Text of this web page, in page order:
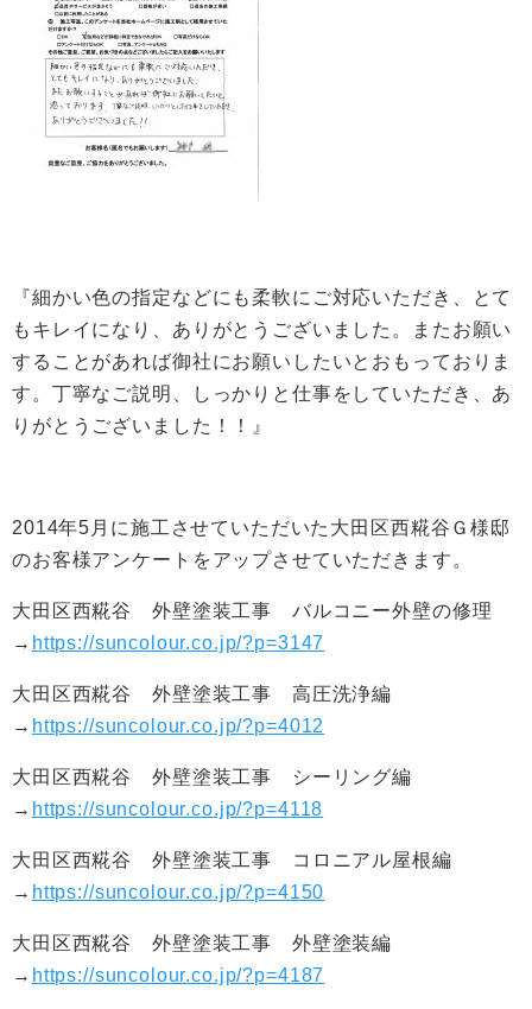
『細かい色の指定などにも柔軟にご対応いただき、とて
もキレイになり、ありがとうございました。またお願い
することがあれば御社にお願いしたいとおもっておりま
す。丁寧なご説明、しっかりと仕事をしていただき、あ
りがとうございました！！』
2014年5月に施工させていただいた大田区西糀谷Ｇ様邸
のお客様アンケートをアップさせていただきます。
大田区西糀谷 外壁塗装工事 バルコニー外壁の修理
→ https://suncolour.co.jp/?p=3147
大田区西糀谷 外壁塗装工事 高圧洗浄編
→ https://suncolour.co.jp/?p=4012
大田区西糀谷 外壁塗装工事 シーリング編
→ https://suncolour.co.jp/?p=4118
大田区西糀谷 外壁塗装工事 コロニアル屋根編
→ https://suncolour.co.jp/?p=4150
大田区西糀谷 外壁塗装工事 外壁塗装編
→ https://suncolour.co.jp/?p=4187